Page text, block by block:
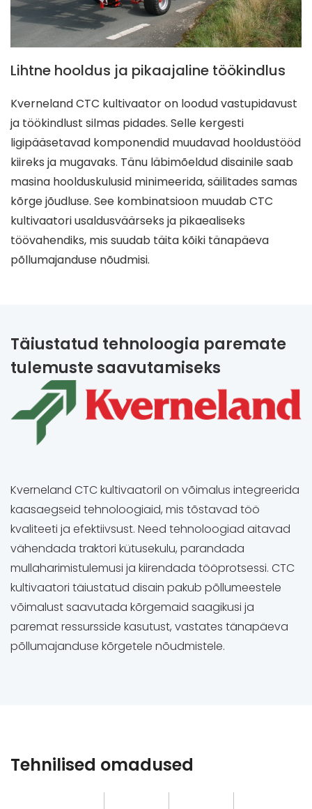
Lihtne hooldus ja pikaajaline töökindlus
Kverneland CTC kultivaator on loodud vastupidavust
ja töökindlust silmas pidades. Selle kergesti
ligipääsetavad komponendid muudavad hooldustööd
kiireks ja mugavaks. Tänu läbimõeldud disainile saab
masina hoolduskulusid minimeerida, säilitades samas
kõrge jõudluse. See kombinatsioon muudab CTC
kultivaatori usaldusväärseks ja pikaealiseks
töövahendiks, mis suudab täita kõiki tänapäeva
põllumajanduse nõudmisi.
Täiustatud tehnoloogia paremate
tulemuste saavutamiseks
Kverneland CTC kultivaatoril on võimalus integreerida
kaasaegseid tehnoloogiaid, mis tõstavad töö
kvaliteeti ja efektiivsust. Need tehnoloogiad aitavad
vähendada traktori kütusekulu, parandada
mullaharimistulemusi ja kiirendada tööprotsessi. CTC
kultivaatori täiustatud disain pakub põllumeestele
võimalust saavutada kõrgemaid saagikusi ja
paremat ressursside kasutust, vastates tänapäeva
põllumajanduse kõrgetele nõudmistele.
Tehnilised omadused